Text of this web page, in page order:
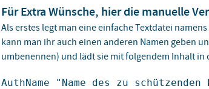
Für Extra Wünsche, hier die manuelle
Als erstes legt man eine einfache Textdatei
kann man ihr auch einen anderen Namen geben
umbenennen) und lädt sie mit folgendem Inhalt in
AuthName "Name des zu